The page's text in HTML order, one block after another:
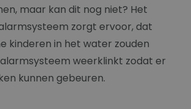
maar kan dit nog niet? Het
zorgt ervoor, dat
kinderen in het water zouden
weerklinkt zodat er
kunnen gebeuren.